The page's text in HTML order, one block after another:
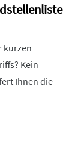
kurzen
Kein
Ihnen die